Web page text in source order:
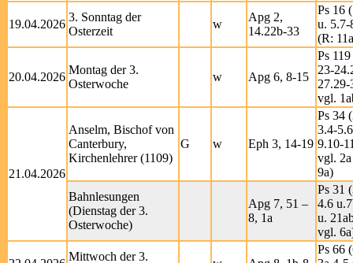
19.04.2026
3. Sonntag der
Osterzeit
w
Apg 2,
14.22b-33
Ps 16
u. 5.7-
(R:
20.04.2026
Montag der 3.
Osterwoche
w Apg 6, 8-15
Ps
23-
vgl.
21.04.2026
Anselm, Bischof von
Canterbury,
Kirchenlehrer (1109)
G w Eph 3, 14-19
Ps 34
3.4-
9.10-
vgl.
9a)
Bahnlesungen
(Dienstag der 3.
Osterwoche)
Apg 7, 51 –
8, 1a
Ps 31
4.6
u.
vgl.
Mittwoch der 3.
Ps 66